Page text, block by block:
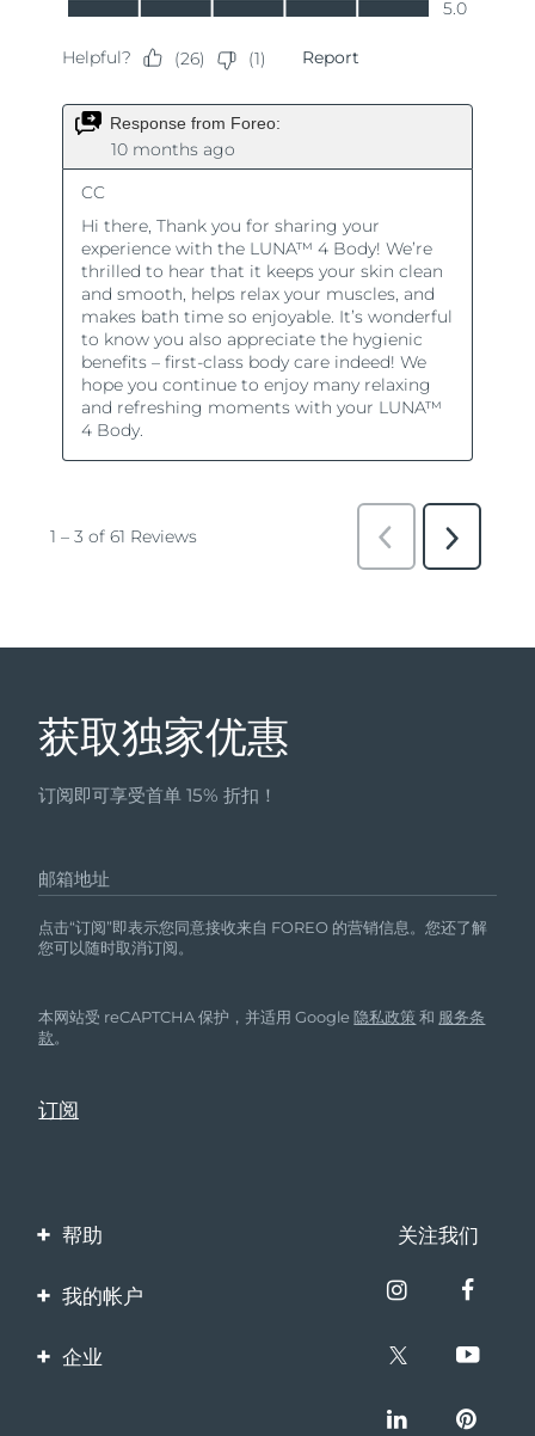
获取独家优惠
订阅即可享受首单 15% 折扣！
邮箱地址
点击“订阅”即表示您同意接收来自 FOREO 的营销信息。您还了解
您可以随时取消订阅。
本网站受 reCAPTCHA 保护，并适用 Google隐私政策 和 服务条
款。
帮助
联系我们
保修与退换货
关注我们
我的帐户
产品注册
企业